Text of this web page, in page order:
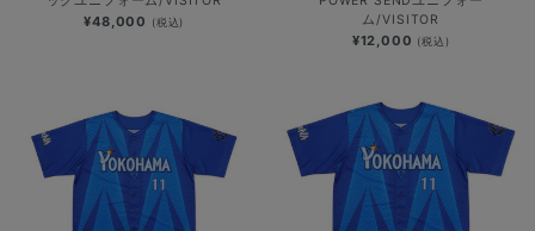
¥48,000 (税込)
ム/VISITOR
¥12,000 (税込)